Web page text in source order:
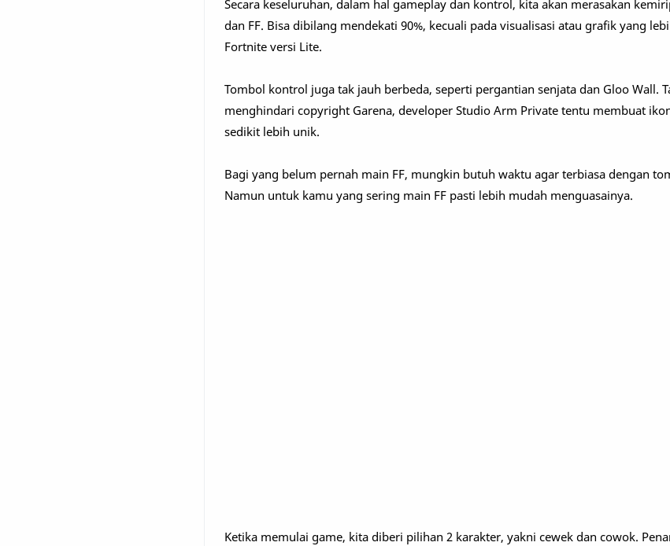
Secara keseluruhan, dalam hal gameplay dan kontrol, kita akan merasakan
dan FF. Bisa dibilang mendekati 90%, kecuali pada visualisasi atau grafik yang
Fortnite versi Lite.
Tombol kontrol juga tak jauh berbeda, seperti pergantian senjata dan Gloo Wall.
menghindari copyright Garena, developer Studio Arm Private tentu membuat
sedikit lebih unik.
Bagi yang belum pernah main FF, mungkin butuh waktu agar terbiasa dengan
Namun untuk kamu yang sering main FF pasti lebih mudah menguasainya.
Ketika memulai game, kita diberi pilihan 2 karakter, yakni cewek dan cowok.